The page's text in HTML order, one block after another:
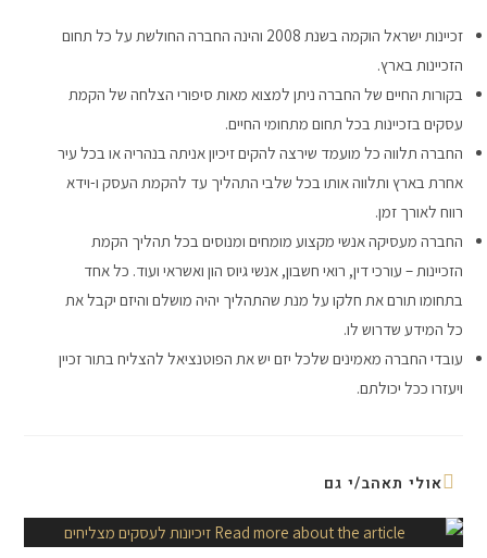
זכיינות ישראל הוקמה בשנת 2008 והינה החברה החולשת על כל תחום
הזכיינות בארץ.
בקורות החיים של החברה ניתן למצוא מאות סיפורי הצלחה של הקמת
עסקים בזכיינות בכל תחום מתחומי החיים.
החברה תלווה כל מועמד שירצה להקים זיכיון אניתה בנהריה או בכל עיר
אחרת בארץ ותלווה אותו בכל שלבי התהליך עד להקמת העסק ו-וידא
רווח לאורך זמן.
החברה מעסיקה אנשי מקצוע מומחים ומנוסים בכל תהליך הקמת
הזכיינות – עורכי דין, רואי חשבון, אנשי גיוס הון ואשראי ועוד. כל אחד
בתחומו תורם את חלקו על מנת שהתהליך יהיה מושלם והיזם יקבל את
כל המידע שדרוש לו.
עובדי החברה מאמינים שלכל יזם יש את הפוטנציאל להצליח בתור זכיין
ויעזרו ככל יכולתם.
אולי תאהב/י גם